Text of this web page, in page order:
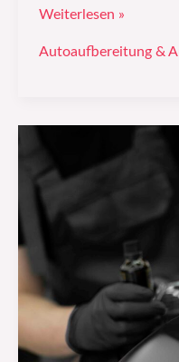
Weiterlesen »
Autoaufbereitung &
du
selbst
kannst